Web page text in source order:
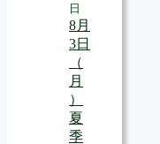
日
8月
3日
（
月
）
夏
季